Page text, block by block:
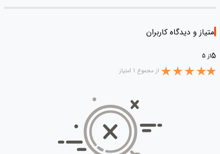
امتیاز و دیدگاه کاربران
5از 5
از مجموع 1 امتیاز